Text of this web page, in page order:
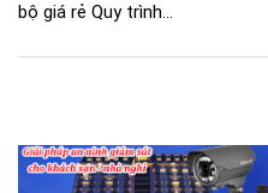
bộ giá rẻ Quy trình...